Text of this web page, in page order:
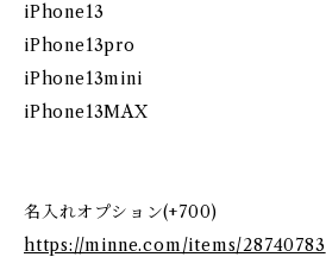
iPhone13
iPhone13pro
iPhone13mini
iPhone13MAX
名入れオプション(+700)
https://minne.com/items/28740783